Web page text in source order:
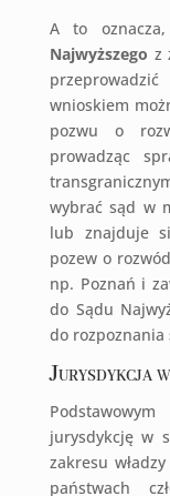
A to
Najwyższego z
wnioskiem
pozwu o
prowadząc
wybrać sąd w
lub znajduje
pozew o
np. Poznań i
do Sądu
do rozpoznania
Jurysdykcja
jurysdykcję w
zakresu
państwach